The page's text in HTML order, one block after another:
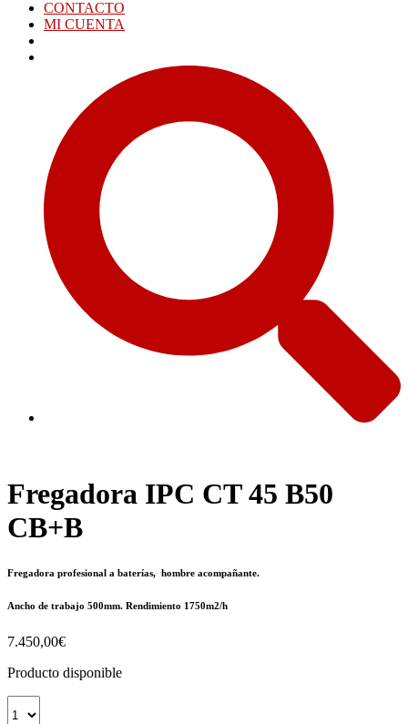
CONTACTO
MI CUENTA
Fregadora IPC CT 45 B50
CB+B
Fregadora profesional a baterías, hombre acompañante.
Ancho de trabajo 500mm. Rendimiento 1750m2/h
7.450,00€
Producto disponible